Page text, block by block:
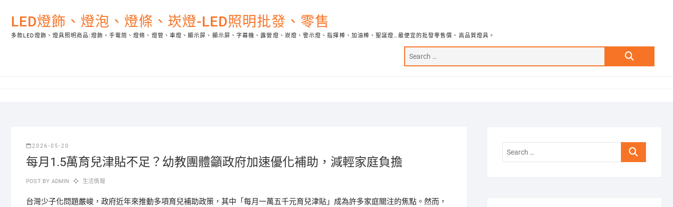
contentLED燈飾、燈泡、燈條、崁燈-LED照明批發、零售
多款LED燈飾、燈具照明商品:燈飾、手電筒、燈條、燈管、車燈、顯示屏、顯示屏、字幕機、露營燈、崁燈、警示燈、指揮棒、加油棒、聖誕燈…最便宜的批發零售價、高品質燈具。
Search
2026-05-20
每月1.5萬育兒津貼不足？幼教團體籲政府加速優化補助，減輕家庭負擔
POST BY ADMIN 生活情報
台灣少子化問題嚴峻，政府近年來推動多項育兒補助政策，其中「每月一萬五千元育兒津貼」成為許多家庭關注的焦點。然而，
Search